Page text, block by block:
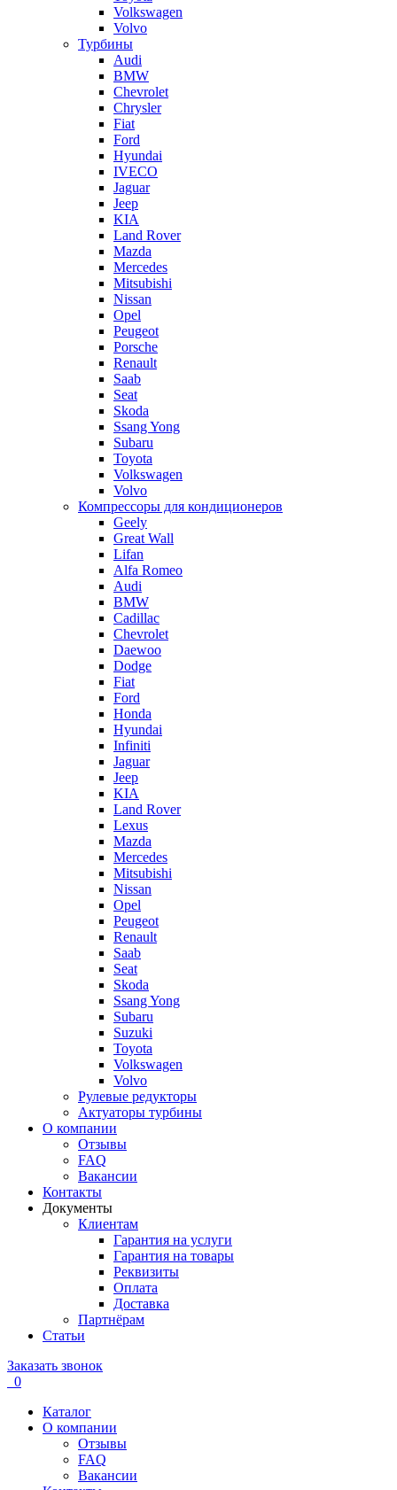
Volkswagen
Volvo
Турбины
Audi
BMW
Chevrolet
Chrysler
Fiat
Ford
Hyundai
IVECO
Jaguar
Jeep
KIA
Land Rover
Mazda
Mercedes
Mitsubishi
Nissan
Opel
Peugeot
Porsche
Renault
Saab
Seat
Skoda
Ssang Yong
Subaru
Toyota
Volkswagen
Volvo
Компрессоры для кондиционеров
Geely
Great Wall
Lifan
Alfa Romeo
Audi
BMW
Cadillac
Chevrolet
Daewoo
Dodge
Fiat
Ford
Honda
Hyundai
Infiniti
Jaguar
Jeep
KIA
Land Rover
Lexus
Mazda
Mercedes
Mitsubishi
Nissan
Opel
Peugeot
Renault
Saab
Seat
Skoda
Ssang Yong
Subaru
Suzuki
Toyota
Volkswagen
Volvo
Рулевые редукторы
Актуаторы турбины
О компании
Отзывы
FAQ
Вакансии
Контакты
Документы
Клиентам
Гарантия на услуги
Гарантия на товары
Реквизиты
Оплата
Доставка
Партнёрам
Статьи
Заказать звонок
0
Каталог
О компании
Отзывы
FAQ
Вакансии